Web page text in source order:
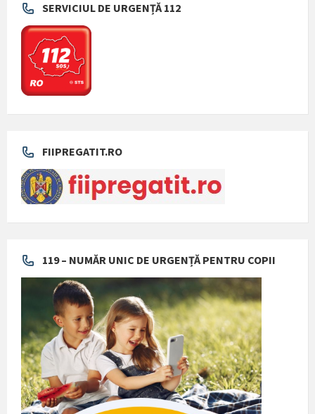
SERVICIUL DE URGENȚĂ 112
FIIPREGATIT.RO
119 – NUMĂR UNIC DE URGENȚĂ PENTRU COPII